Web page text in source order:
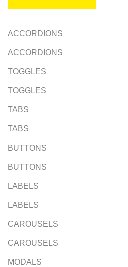
ACCORDIONS
ACCORDIONS
TOGGLES
TOGGLES
TABS
TABS
BUTTONS
BUTTONS
LABELS
LABELS
CAROUSELS
CAROUSELS
MODALS